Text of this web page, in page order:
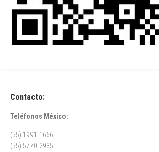
Contacto:
Teléfonos México:
(55) 1991-1666
(55) 5770-2935